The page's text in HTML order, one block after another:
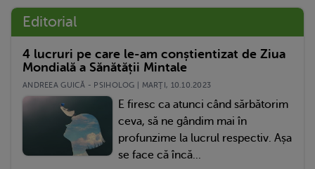
Editorial
4 lucruri pe care le-am conștientizat de Ziua
Mondială a Sănătății Mintale
ANDREEA GUICĂ - PSIHOLOG | MARŢI, 10.10.2023
E firesc ca atunci când sărbătorim
ceva, să ne gândim mai în
profunzime la lucrul respectiv. Așa
se face că încă...